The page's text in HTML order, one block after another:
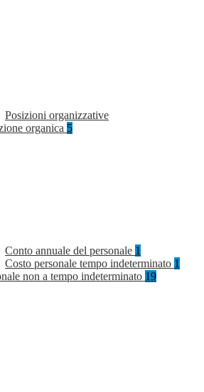
Posizioni organizzative
organica 5
Conto annuale del personale 1
Costo personale tempo indeterminato 1
non a tempo indeterminato 19